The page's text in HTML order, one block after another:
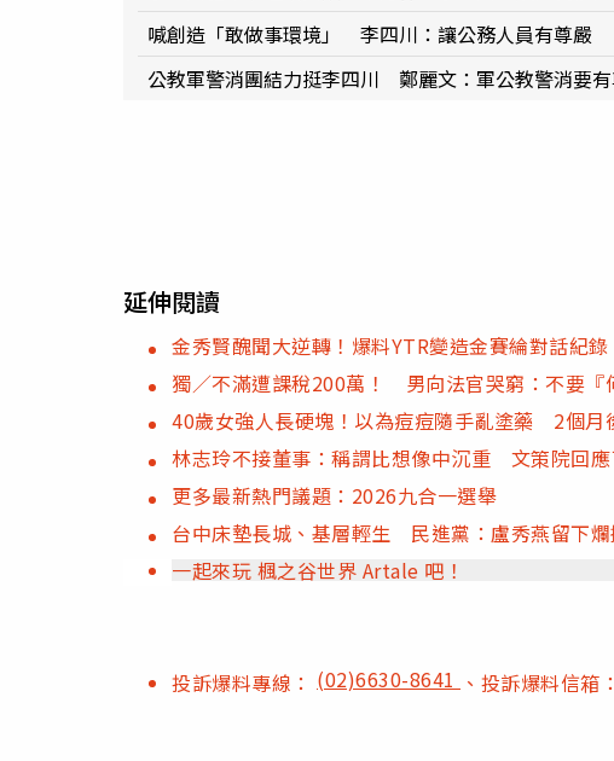
喊創造「敢做事環境」 李四川：讓公務人員有尊嚴
公教軍警消團結力挺李四川 鄭麗文：軍公教警消要
延伸閱讀
金秀賢醜聞大逆轉！爆料YTR變造金賽綸對話紀
獨／不滿遭課稅200萬！ 男向法官哭窮：不要『
40歲女強人長硬塊！以為痘痘隨手亂塗藥 2個月
林志玲不接董事：稱謂比想像中沉重 文策院回應
更多最新熱門議題：2026九合一選舉
台中床墊長城、基層輕生 民進黨：盧秀燕留下
一起來玩 楓之谷世界 Artale 吧！
投訴爆料專線： (02)6630-8641 、投訴爆料信箱